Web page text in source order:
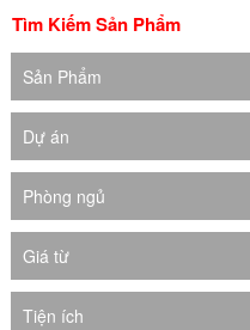
Tìm Kiếm Sản Phẩm
Sản Phẩm
Dự án
Phòng ngủ
Giá từ
Tiện ích